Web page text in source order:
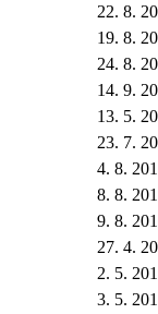
22. 8.
19. 8.
24. 8.
14. 9.
13. 5.
23. 7.
4. 8.
8. 8.
9. 8.
27. 4.
2. 5.
3. 5.